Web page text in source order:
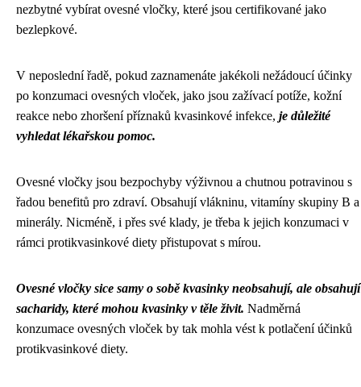
nezbytné vybírat ovesné vločky, které jsou certifikované jako
bezlepkové.
V neposlední řadě, pokud zaznamenáte jakékoli nežádoucí účinky
po konzumaci ovesných vloček, jako jsou zažívací potíže, kožní
reakce nebo zhoršení příznaků kvasinkové infekce, je důležité
vyhledat lékařskou pomoc.
Ovesné vločky jsou bezpochyby výživnou a chutnou potravinou s
řadou benefitů pro zdraví. Obsahují vlákninu, vitamíny skupiny B a
minerály. Nicméně, i přes své klady, je třeba k jejich konzumaci v
rámci protikvasinkové diety přistupovat s mírou.
Ovesné vločky sice samy o sobě kvasinky neobsahují, ale obsahují
sacharidy, které mohou kvasinky v těle živit. Nadměrná
konzumace ovesných vloček by tak mohla vést k potlačení účinků
protikvasinkové diety.